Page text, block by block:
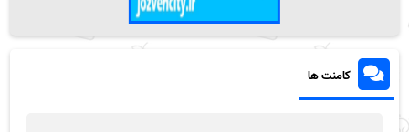
کامنت ها